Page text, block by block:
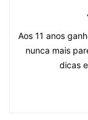
Aos 11 anos
nunca mais
dicas